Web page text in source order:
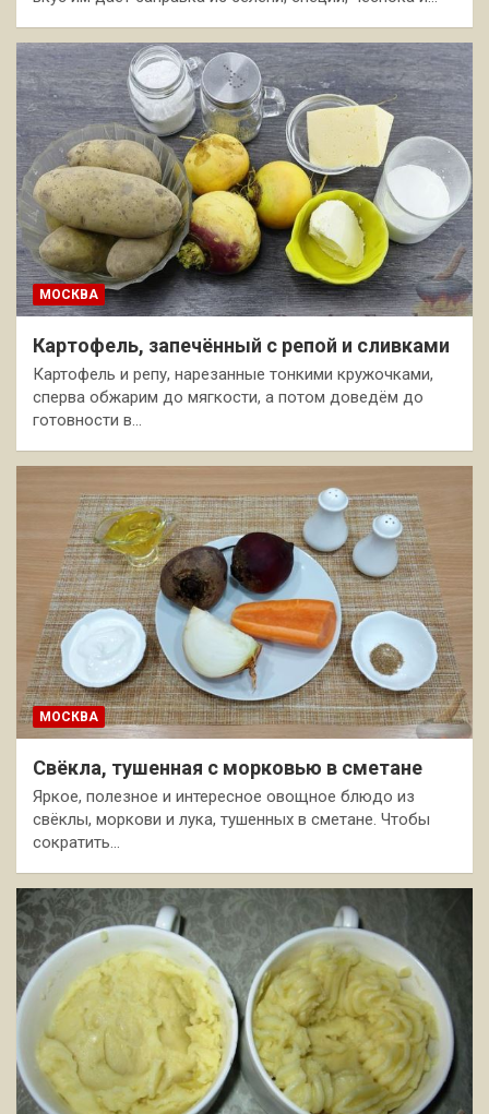
МОСКВА
Картофель, запечённый с репой и сливками
Картофель и репу, нарезанные тонкими кружочками,
сперва обжарим до мягкости, а потом доведём до
готовности в…
МОСКВА
Свёкла, тушенная с морковью в сметане
Яркое, полезное и интересное овощное блюдо из
свёклы, моркови и лука, тушенных в сметане. Чтобы
сократить…